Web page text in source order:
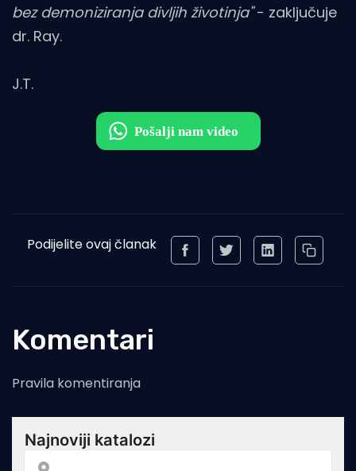
bez demoniziranja divljih životinja"- zaključuje
dr. Ray.
J.T.
Podijelite ovaj članak
Komentari
Pravila komentiranja